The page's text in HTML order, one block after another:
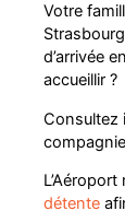
Votre
d’arrivée
accueillir ?
Consultez
détente